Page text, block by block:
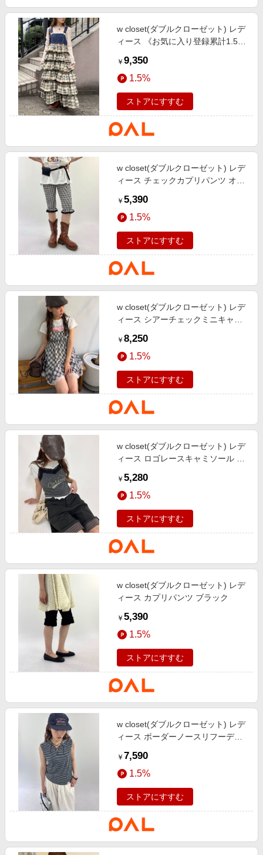
w closet(ダブルクローゼット) レデ
ィース 《お気に入り登録累計1.5万
ドジャンパースカート ベージュ
￥ 9,350
1.5%
ストアにすすむ
w closet(ダブルクローゼット) レデ
ィース チェックカプリパンツ オフ
￥ 5,390
1.5%
ストアにすすむ
w closet(ダブルクローゼット) レデ
ィース シアーチェックミニキャミ
￥ 8,250
1.5%
ストアにすすむ
w closet(ダブルクローゼット) レデ
ィース ロゴレースキャミソール グ
￥ 5,280
1.5%
ストアにすすむ
w closet(ダブルクローゼット) レデ
ィース カプリパンツ ブラック
￥ 5,390
1.5%
ストアにすすむ
w closet(ダブルクローゼット) レデ
ィース ボーダーノースリフーディ
￥ 7,590
1.5%
ストアにすすむ